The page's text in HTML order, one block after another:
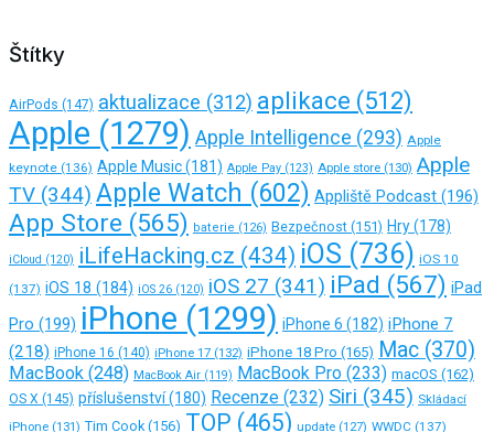
Štítky
AirPods (147) aktualizace (312) aplikace (512)
Apple (1279) Apple Intelligence (293) Apple
keynote (136) Apple Music(181) Apple Pay (123) Apple store (130) Apple
TV (344) Apple Watch (602) Appliště Podcast (196)
App Store (565) baterie (126) Bezpečnost (151) Hry(178)
iCloud (120) iLifeHacking.cz (434) iOS (736) iOS 10
(137) iOS 18 (184) iOS 26 (120) iOS 27 (341) iPad (567) iPad
Pro (199) iPhone (1299) iPhone 6 (182) iPhone 7
(218) iPhone 16 (140) iPhone 17 (132) iPhone 18 Pro (165) Mac (370)
MacBook (248) MacBook Air (119) MacBook Pro (233) macOS (162)
OS X (145) příslušenství(180) Recenze (232) Siri (345) Skládací
iPhone (131) Tim Cook(156) TOP (465) update (127) WWDC (137)